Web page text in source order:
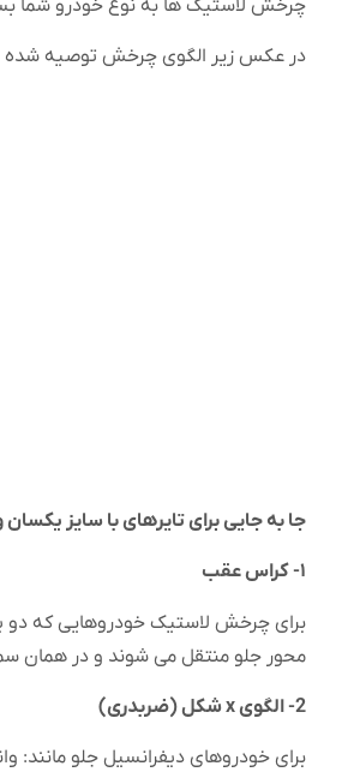
چرخش لاستیک ها به نوع خودرو شما
در عکس زیر الگوی چرخش توصیه شده
جا به جایی برای تایرهای با سایز
۱- کراس عقب
محور جلو منتقل می شوند و در همان
2- الگوی x شکل (ضربدری)
برای خودروهای دیفرانسیل جلو